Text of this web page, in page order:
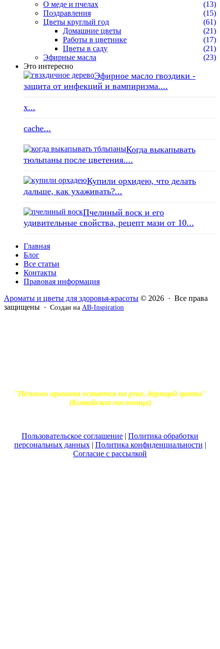
О меде и пчелах
(13)
Поздравления
(15)
Цветы круглый год
(61)
Домашние цветы
(21)
Работы в цветнике
(17)
Цветы в саду
(21)
Эфирные масла
(23)
Это интересно
Эфирное масло гвоздики -
защита от инфекций и вампиризма....
x...
cache...
Когда выкапывать
тюльпаны после цветения....
Купили орхидею, что делать
дальше, как ухаживать?...
Пчелиный воск и его
удивительные свойства, рецепт мази от 10...
Главная
Блог
Все статьи
Контакты
Правовая информация
Ароматы и цветы для здоровья-красоты © 2026 · Все права
защищены · Создан на AB-Inspiration
"Немного аромата остается на руке, дарящей цветы"
(Китайская пословица)
Пользовательское соглашение | Политика обработки
персональных данных| Политика конфиденциальности |
Согласие с рассылкой